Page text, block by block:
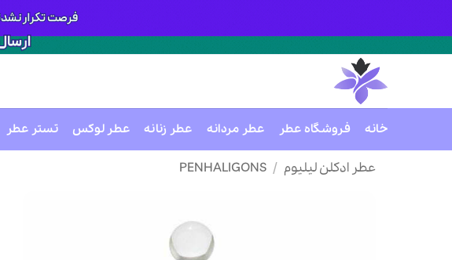
خانه فروشگاه عطر عطر مردانه عطر زنانه عطر لوکس تستر عطر
عطر ادکلن لیلیوم /
PENHALIGONS